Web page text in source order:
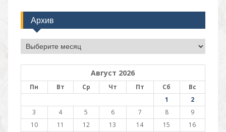
Архив
Архив
Август 2026
Пн Вт Ср Чт Пт Сб
Вс
1
2
3
4 5 6 7 8
9
10
11 12 13 14 15
16